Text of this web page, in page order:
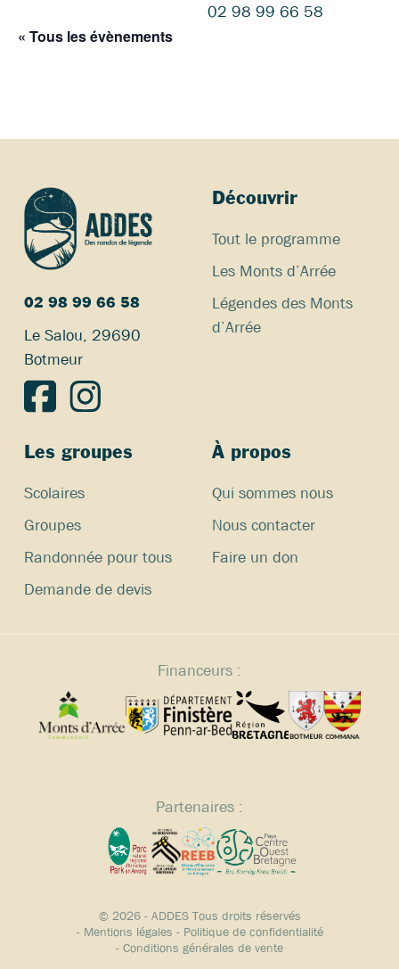
02 98 99 66 58
« Tous les évènements
02 98 99 66 58
Le Salou, 29690
Botmeur
Découvrir
Tout le programme
Les Monts d’Arrée
Légendes des Monts
d’Arrée
Les groupes
Scolaires
Groupes
Randonnée pour tous
Demande de devis
À propos
Qui sommes nous
Nous contacter
Faire un don
Financeurs :
Partenaires :
© 2026 - ADDES Tous droits réservés
- Mentions légales - Politique de confidentialité
- Conditions générales de vente